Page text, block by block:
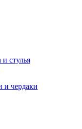
стулья
и чердаки